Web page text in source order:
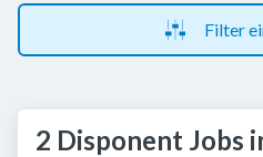
Filter
2 Disponent Jobs